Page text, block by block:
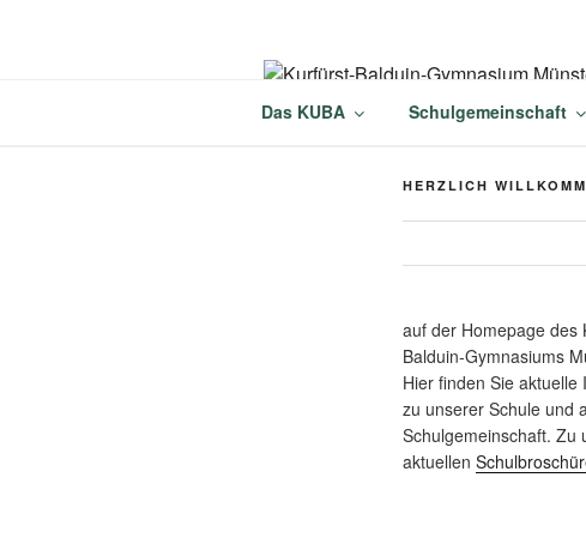
KURFÜRST-
Das KUBA Schulgemeinschaft
HERZLICH
auf der Homepage des
Balduin-Gymnasiums
Hier finden Sie aktuelle
zu unserer Schule und
Schulgemeinschaft. Zu
aktuellen